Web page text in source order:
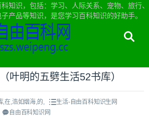
知识，包括：学习、人际关系、宠物、旅行、
产品等知识，是您学习百科知识的好助手。
网首页>生活
叶明的五劈生活52书库）
,在,浩如烟海,的,
生活-自由百科知识生网
自由百科知识网